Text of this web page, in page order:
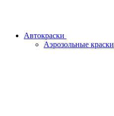
Автокраски
Аэрозольные краски